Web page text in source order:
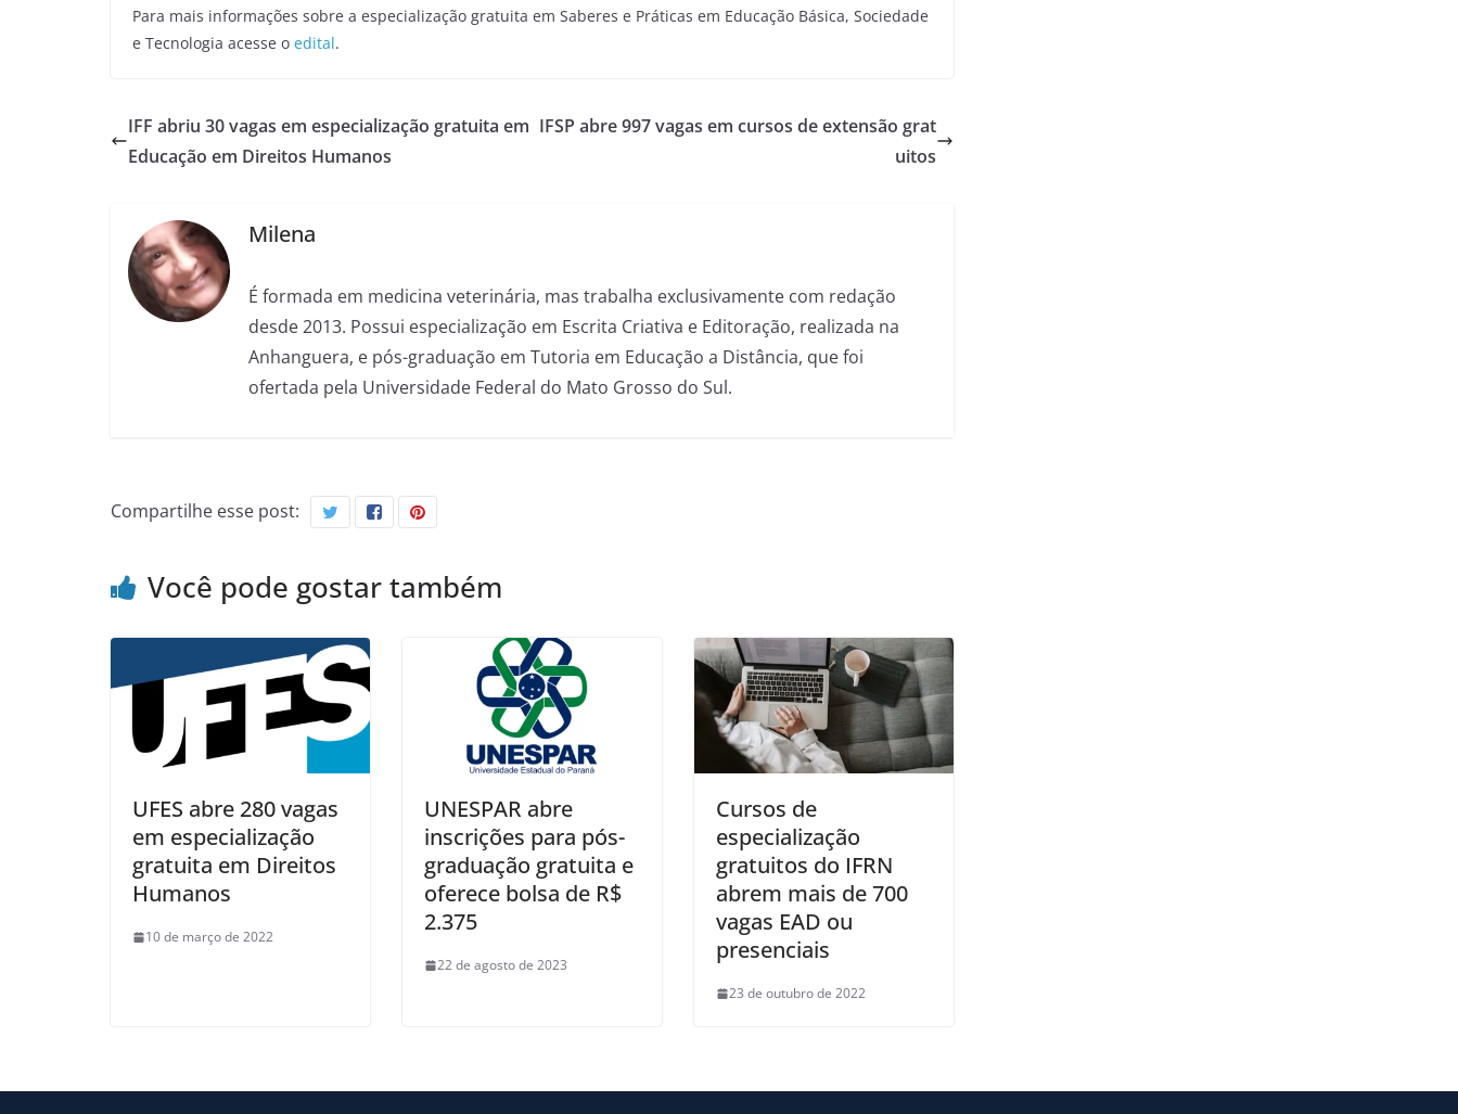
Para mais informações sobre a especialização gratuita em Saberes e Práticas em Educação Básica, Sociedade
e Tecnologia acesse o edital.
IFF abriu 30 vagas em especialização gratuita em
Educação em Direitos Humanos
IFSP abre 997 vagas em cursos de extensão grat
uitos
Milena
É formada em medicina veterinária, mas trabalha exclusivamente com redação
desde 2013. Possui especialização em Escrita Criativa e Editoração, realizada na
Anhanguera, e pós-graduação em Tutoria em Educação a Distância, que foi
ofertada pela Universidade Federal do Mato Grosso do Sul.
Compartilhe esse post:
Você pode gostar também
UFES abre 280 vagas
em especialização
gratuita em Direitos
Humanos
10 de março de 2022
UNESPAR abre
inscrições para pós-
graduação gratuita e
oferece bolsa de R$
2.375
22 de agosto de 2023
Cursos de
especialização
gratuitos do IFRN
abrem mais de 700
vagas EAD ou
presenciais
23 de outubro de 2022